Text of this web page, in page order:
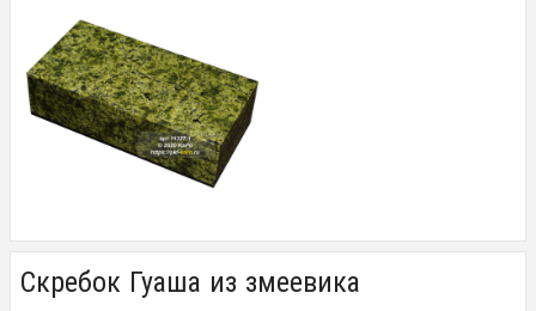
Скребок Гуаша из змеевика